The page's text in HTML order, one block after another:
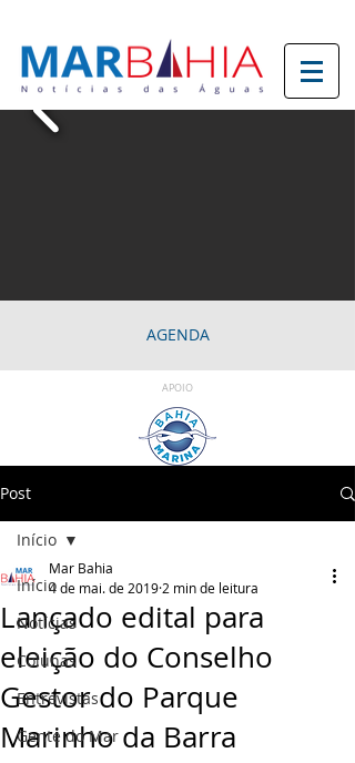
AGENDA
APOIO
Post
Início
Notícias
Colunas
Entrevistas
Gente do Mar
Início
Lançado edital para
eleição do Conselho
Gestor do Parque
Marinho da Barra
Mar Bahia
4 de mai. de 2019 2 min de leitura